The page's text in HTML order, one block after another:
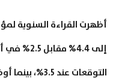
أظهرت القراءة السنوية
إلى 4.4%
التوقعات عند